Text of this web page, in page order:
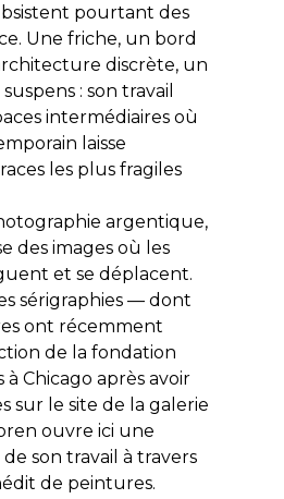
pourtant des
Une friche, un bord
discrète, un
: son travail
intermédiaires où
laisse
les plus fragiles
argentique,
des images où les
et se déplacent.
sérigraphies — dont
ont récemment
de la fondation
Chicago après avoir
sur le site de la galerie
ouvre ici une
son travail à travers
de peintures.